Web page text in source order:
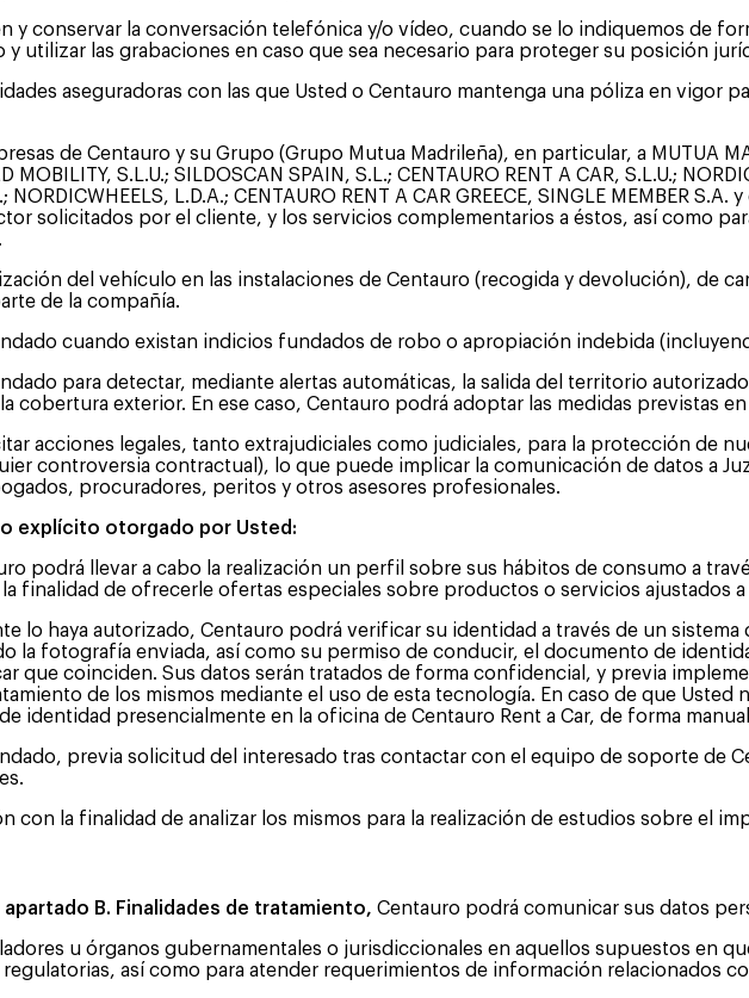
y conservar la conversación telefónica y/o vídeo, cuando se lo indiquemos de
y utilizar las grabaciones en caso que sea necesario para proteger su posición
aseguradoras con las que Usted o Centauro mantenga una póliza en vigor
de Centauro y su Grupo (Grupo Mutua Madrileña), en particular, a MUTUA
MOBILITY, S.L.U.; SILDOSCAN SPAIN, S.L.; CENTAURO RENT A CAR, S.L.U.;
NORDICWHEELS, L.D.A.; CENTAURO RENT A CAR GREECE, SINGLE MEMBER
solicitados por el cliente, y los servicios complementarios a éstos, así como
del vehículo en las instalaciones de Centauro (recogida y devolución), de
de la compañía.
cuando existan indicios fundados de robo o apropiación indebida
para detectar, mediante alertas automáticas, la salida del territorio
cobertura exterior. En ese caso, Centauro podrá adoptar las medidas previstas
acciones legales, tanto extrajudiciales como judiciales, para la protección de
controversia contractual), lo que puede implicar la comunicación de datos a
procuradores, peritos y otros asesores profesionales.
explícito otorgado por Usted:
podrá llevar a cabo la realización un perfil sobre sus hábitos de consumo a
finalidad de ofrecerle ofertas especiales sobre productos o servicios ajustados a
lo haya autorizado, Centauro podrá verificar su identidad a través de un
la fotografía enviada, así como su permiso de conducir, el documento de
que coinciden. Sus datos serán tratados de forma confidencial, y previa
de los mismos mediante el uso de esta tecnología. En caso de que
identidad presencialmente en la oficina de Centauro Rent a Car, de forma
previa solicitud del interesado tras contactar con el equipo de soporte de
con la finalidad de analizar los mismos para la realización de estudios sobre el
apartado B. Finalidades de tratamiento, Centauro podrá comunicar sus datos
u órganos gubernamentales o jurisdiccionales en aquellos supuestos en
así como para atender requerimientos de información relacionados